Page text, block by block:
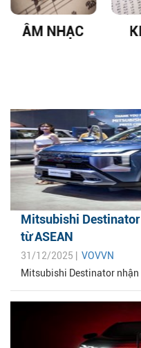
ÂM NHẠC
Mitsubishi
từ ASEAN
31/12/2025 | VOVVN
Mitsubishi Destinator nhận